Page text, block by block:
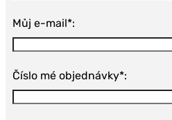
Můj e-mail*:
Číslo mé objednávky*: